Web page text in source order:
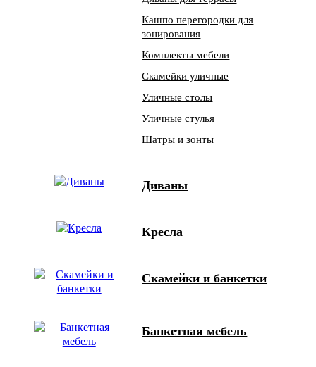
Кашпо перегородки для
зонирования
Комплекты мебели
Скамейки уличные
Уличные столы
Уличные стулья
Шатры и зонты
Диваны
Кресла
Скамейки и банкетки
Банкетная мебель